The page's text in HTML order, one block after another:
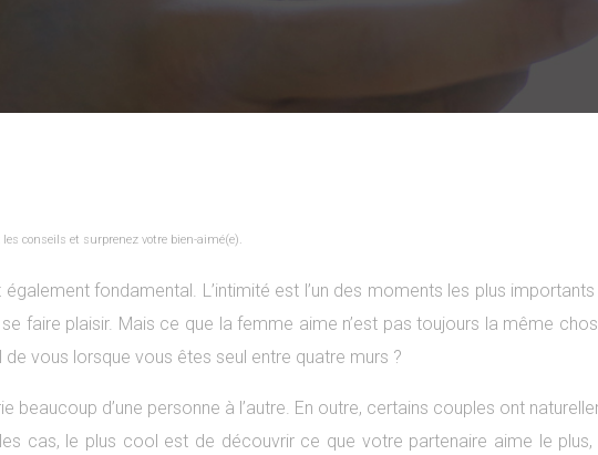
conseils et surprenez votre bien-aimé(e).
fondamental. L’intimité est l’un des moments les plus
faire plaisir. Mais ce que la femme aime n’est pas toujours la même
vous lorsque vous êtes seul entre quatre murs ?
beaucoup d’une personne à l’autre. En outre, certains couples ont
cas, le plus cool est de découvrir ce que votre partenaire aime le